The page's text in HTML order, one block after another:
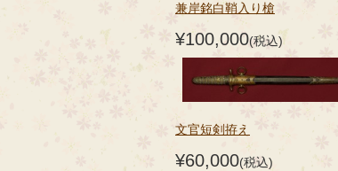
兼岸銘白鞘入り槍
¥100,000(税込)
文官短剣拵え
¥60,000(税込)